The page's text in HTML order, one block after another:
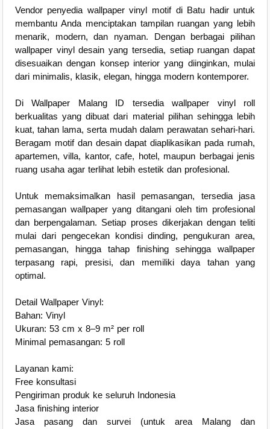
Vendor penyedia wallpaper vinyl motif di Batu hadir untuk
membantu Anda menciptakan tampilan ruangan yang lebih
menarik, modern, dan nyaman. Dengan berbagai pilihan
wallpaper vinyl desain yang tersedia, setiap ruangan dapat
disesuaikan dengan konsep interior yang diinginkan, mulai
dari minimalis, klasik, elegan, hingga modern kontemporer.
Di Wallpaper Malang ID tersedia wallpaper vinyl roll
berkualitas yang dibuat dari material pilihan sehingga lebih
kuat, tahan lama, serta mudah dalam perawatan sehari-hari.
Beragam motif dan desain dapat diaplikasikan pada rumah,
apartemen, villa, kantor, cafe, hotel, maupun berbagai jenis
ruang usaha agar terlihat lebih estetik dan profesional.
Untuk memaksimalkan hasil pemasangan, tersedia jasa
pemasangan wallpaper yang ditangani oleh tim profesional
dan berpengalaman. Setiap proses dikerjakan dengan teliti
mulai dari pengecekan kondisi dinding, pengukuran area,
pemasangan, hingga tahap finishing sehingga wallpaper
terpasang rapi, presisi, dan memiliki daya tahan yang
optimal.
Detail Wallpaper Vinyl:
Bahan: Vinyl
Ukuran: 53 cm x 8–9 m² per roll
Minimal pemasangan: 5 roll
Layanan kami:
Free konsultasi
Pengiriman produk ke seluruh Indonesia
Jasa finishing interior
Jasa pasang dan survei (untuk area Malang dan